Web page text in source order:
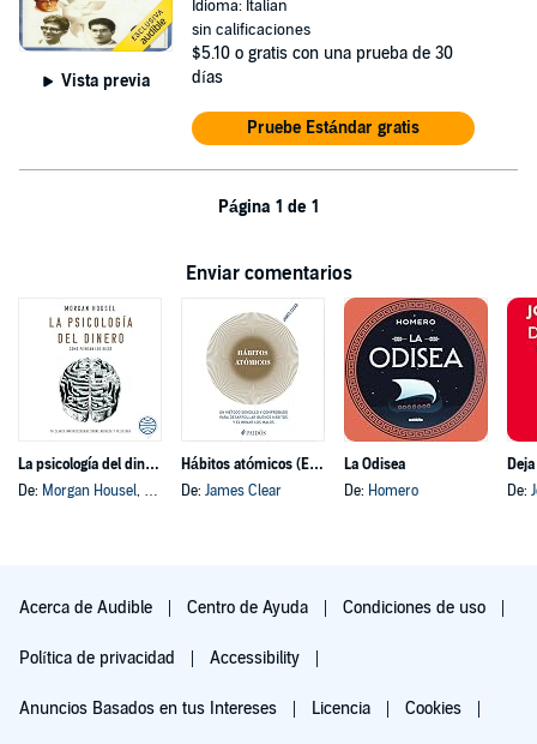
Vista previa
Idioma: Italian
sin calificaciones
$5.10 o gratis con una prueba de 30
días
Pruebe Estándar gratis
Página 1 de 1
Enviar comentarios
La psicología del dinero
De: Morgan Housel, y otros
Hábitos atómicos (Español neutro)
De: James Clear
La Odisea
De: Homero
De:
Acerca de Audible Centro de Ayuda Condiciones de uso
Política de privacidad Accessibility
Anuncios Basados en tus Intereses Licencia Cookies